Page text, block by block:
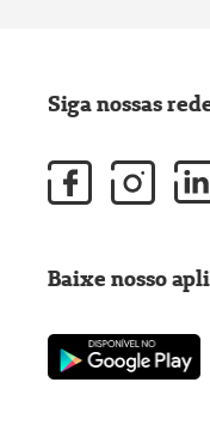
Siga nossas
Baixe nosso